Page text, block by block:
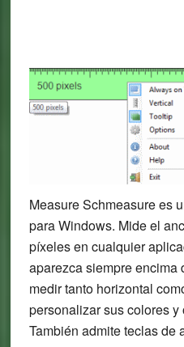
Measure Schmeasure es
para Windows. Mide el
píxeles en cualquier
aparezca siempre encima
medir tanto horizontal
personalizar sus colores y
También admite teclas de